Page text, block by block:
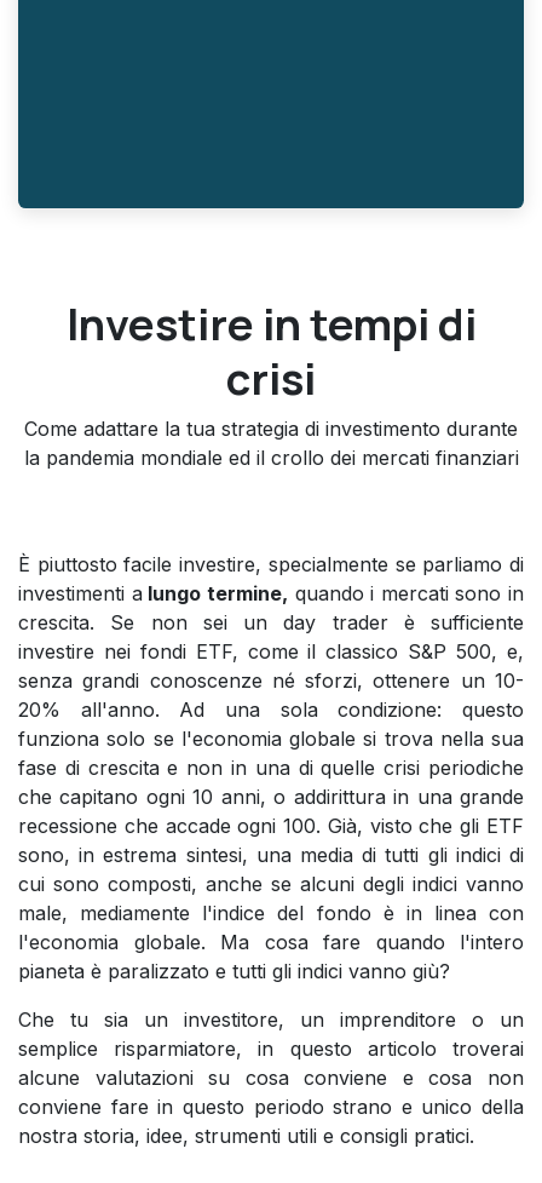
Investire in tempi di
crisi
Come adattare la tua strategia di investimento durante
la pandemia mondiale ed il crollo dei mercati finanziari
È piuttosto facile investire, specialmente se parliamo di
investimenti alungo termine, quando i mercati sono in
crescita. Se non sei un day trader è sufficiente
investire nei fondi ETF, come il classico S&P 500, e,
senza grandi conoscenze né sforzi, ottenere un 10-
20% all'anno. Ad una sola condizione: questo
funziona solo se l'economia globale si trova nella sua
fase di crescita e non in una di quelle crisi periodiche
che capitano ogni 10 anni, o addirittura in una grande
recessione che accade ogni 100. Già, visto che gli ETF
sono, in estrema sintesi, una media di tutti gli indici di
cui sono composti, anche se alcuni degli indici vanno
male, mediamente l'indice del fondo è in linea con
l'economia globale. Ma cosa fare quando l'intero
pianeta è paralizzato e tutti gli indici vanno giù?
Che tu sia un investitore, un imprenditore o un
semplice risparmiatore, in questo articolo troverai
alcune valutazioni su cosa conviene e cosa non
conviene fare in questo periodo strano e unico della
nostra storia, idee, strumenti utili e consigli pratici.